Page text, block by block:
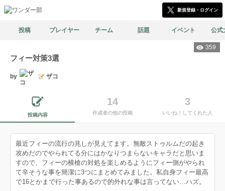
新規登録・ログイン
投稿 プレイヤー チーム 話題 イベント 公式
359
フィー対策3選
by ザコ
投稿内容
14
作成者の他の投稿
3
いいね！してくれた人
最近フィーの流行の兆しが見えてます。無敵ストゥルムだの起き
攻めだのでやられてる分にはかなりつまらないキャラだと思いま
すので、フィーの横槍の対処を楽しめるようにフィー側がやられ
て辛そうな事を簡潔に3つにまとめてみました。私自身フィー最高
で16とかまで行った事あるので的外れな事は言ってない…ハズ。